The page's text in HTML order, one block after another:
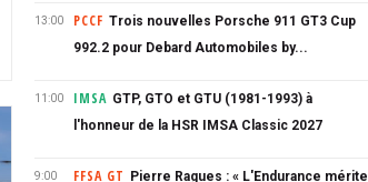
13:00 PCCF Trois nouvelles Porsche 911 GT3 Cup
992.2 pour Debard Automobiles by...
11:00 IMSA GTP, GTO et GTU (1981-1993) à
l'honneur de la HSR IMSA Classic 2027
9:00 FFSA GT Pierre Ragues : « L'Endurance mérite